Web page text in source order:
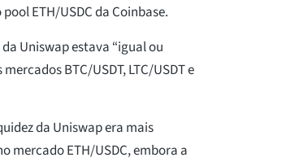
ETH/USDC da Coinbase.
Uniswap estava “igual ou
BTC/USDT, LTC/USDT e
da Uniswap era mais
mercado ETH/USDC, embora a